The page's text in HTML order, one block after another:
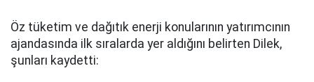
Öz tüketim ve dağıtık enerji konularının yatırımcının
ajandasında ilk sıralarda yer aldığını belirten Dilek,
şunları kaydetti: